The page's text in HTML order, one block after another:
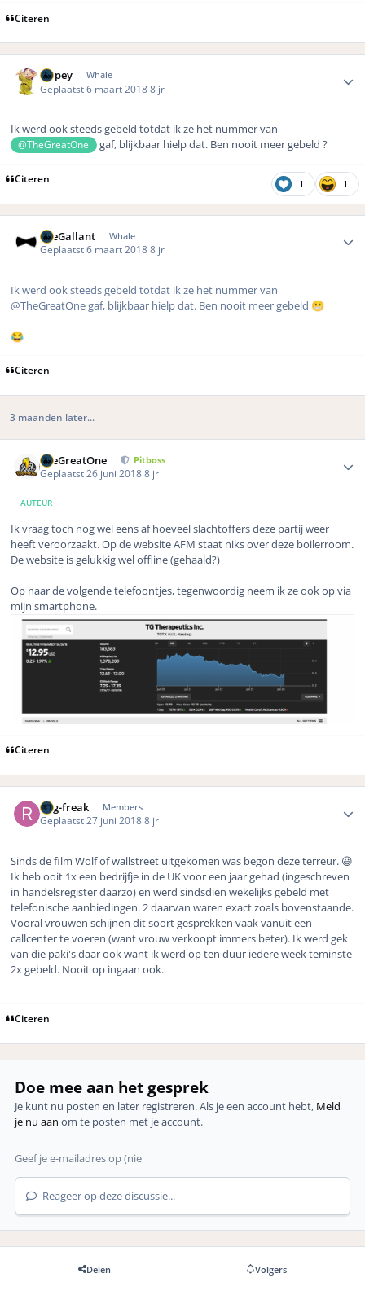
Citeren
Dopey Whale
Geplaatst6 maart 20188 jr
Ik werd ook steeds gebeld totdat ik ze het nummer van
@TheGreatOne gaf, blijkbaar hielp dat. Ben nooit meer gebeld ?
Citeren 1 1
TheGallant Whale
Geplaatst6 maart 20188 jr
Ik werd ook steeds gebeld totdat ik ze het nummer van
@TheGreatOne gaf, blijkbaar hielp dat. Ben nooit meer gebeld 😬
😂
Citeren
3 maanden later...
TheGreatOne Pitboss
Geplaatst26 juni 20188 jr
AUTEUR
Ik vraag toch nog wel eens af hoeveel slachtoffers deze partij weer
heeft veroorzaakt. Op de website AFM staat niks over deze boilerroom.
De website is gelukkig wel offline (gehaald?)
Op naar de volgende telefoontjes, tegenwoordig neem ik ze ook op via
mijn smartphone.
Citeren
Rng-freak Members
Geplaatst 27 juni 20188 jr
Sinds de film Wolf of wallstreet uitgekomen was begon deze terreur. 😃
Ik heb ooit 1x een bedrijfje in de UK voor een jaar gehad (ingeschreven
in handelsregister daarzo) en werd sindsdien wekelijks gebeld met
telefonische aanbiedingen. 2 daarvan waren exact zoals bovenstaande.
Vooral vrouwen schijnen dit soort gesprekken vaak vanuit een
callcenter te voeren (want vrouw verkoopt immers beter). Ik werd gek
van die paki's daar ook want ik werd op ten duur iedere week teminste
2x gebeld. Nooit op ingaan ook.
Citeren
Doe mee aan het gesprek
Je kunt nu posten en later registreren. Als je een account hebt, Meld
je nu aan om te posten met je account.
Reageer op deze discussie...
Delen Volgers